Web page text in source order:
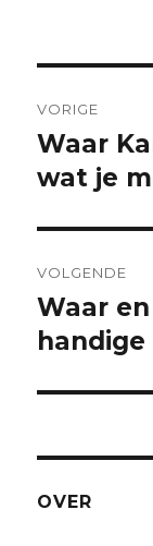
VORIGE
Previous
post:
Waar
wat je
VOLGENDE
Next
post:
Waar
OVER